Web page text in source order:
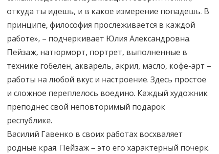
откуда ты идешь, и в какое измерение попадешь. В
принципе, философия прослеживается в каждой
работе», – подчеркивает Юлия Александровна.
Пейзаж, натюрморт, портрет, выполненные в
технике гобелен, акварель, акрил, масло, кофе-арт –
работы на любой вкус и настроение. Здесь простое
и сложное переплелось воедино. Каждый художник
преподнес свой неповторимый подарок
республике.
Василий Гавенко в своих работах восхваляет
родные края. Пейзаж – это его характерный почерк.